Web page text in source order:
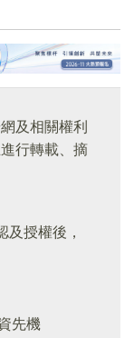
及相關權利
行轉載、摘
及授權後，
先機